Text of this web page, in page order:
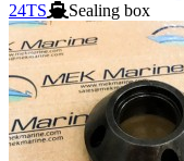
24TS
Sealing box